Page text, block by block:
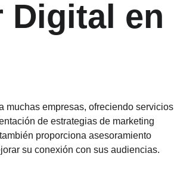
Digital en
muchas empresas, ofreciendo servicios
de estrategias de marketing
proporciona asesoramiento
su conexión con sus audiencias.